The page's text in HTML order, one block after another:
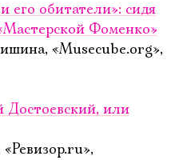
его обитатели»: сидя
Фоменко»
«Musecube.org»,
Достоевский, или